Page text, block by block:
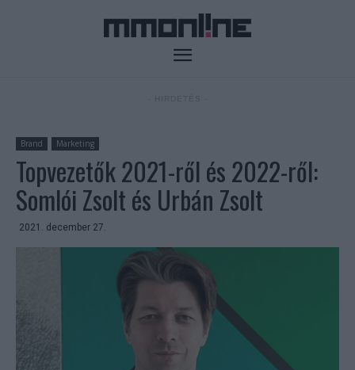
Brand Marketing
Topvezetők 2021-ről és 2022-ről:
Somlói Zsolt és Urbán Zsolt
2021. december 27.